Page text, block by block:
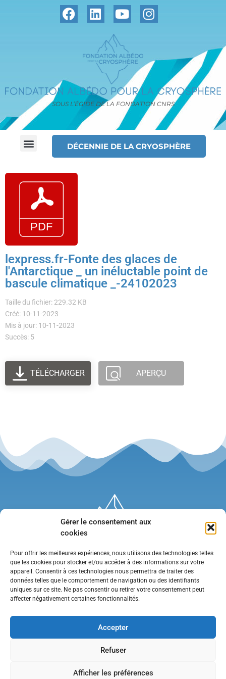
Gérer le consentement aux
cookies
Pour offrir les meilleures expériences, nous utilisons des technologies telles
que les cookies pour stocker et/ou accéder à des informations sur votre
appareil. Consentir à ces technologies nous permettra de traiter des
données telles que le comportement de navigation ou des identifiants
uniques sur ce site. Ne pas consentir ou retirer votre consentement peut
affecter négativement certaines fonctionnalités.
Accepter
Refuser
Afficher les préférences
SOUS L’ÉGIDE DE LA FONDATION CNRS
DÉCENNIE DE LA CRYOSPHÈRE
lexpress.fr-Fonte des glaces de
l'Antarctique _ un inéluctable point de
bascule climatique _-24102023
Taille du fichier: 229.32 KB
Créé: 10-11-2023
Mis à jour: 10-11-2023
Succès: 5
TÉLÉCHARGER APERÇU
•Contact